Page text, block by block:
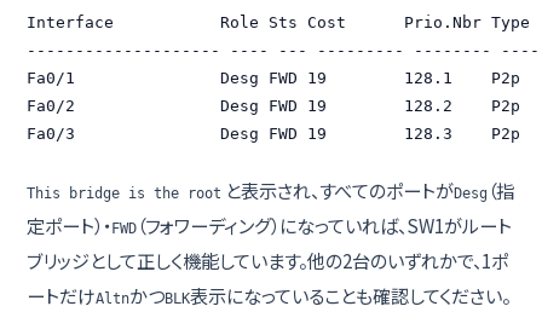
Interface           Role Sts Cost      Prio.Nbr Type
-------------------- ---- --- --------- --------
Fa0/1               Desg FWD 19        128.1    P2p
Fa0/2               Desg FWD 19        128.2    P2p
Fa0/3               Desg FWD 19        128.3    P2p
This bridge is the root と表示され、すべてのポートがDesg （指
定ポート）・ FWD （フォワーディング）になっていれば、SW1がルート
ブリッジとして正しく機能しています。他の2台のいずれかで、1ポ
ートだけAltnかつBLK表示になっていることも確認してください。